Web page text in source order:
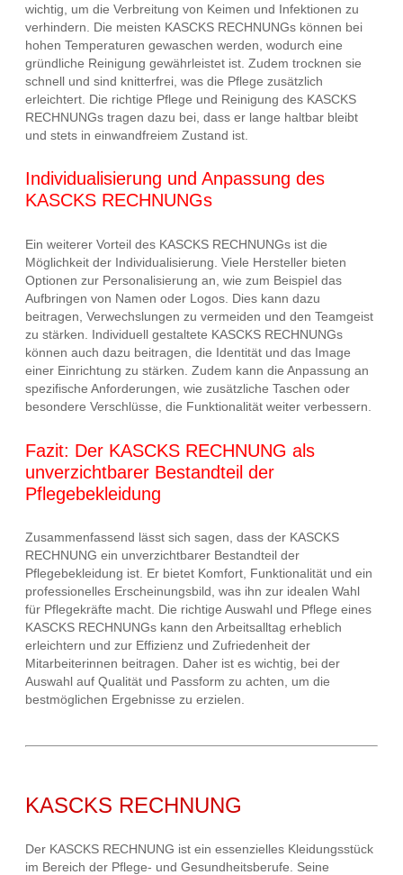
wichtig, um die Verbreitung von Keimen und Infektionen zu
verhindern. Die meisten KASCKS RECHNUNGs können bei
hohen Temperaturen gewaschen werden, wodurch eine
gründliche Reinigung gewährleistet ist. Zudem trocknen sie
schnell und sind knitterfrei, was die Pflege zusätzlich
erleichtert. Die richtige Pflege und Reinigung des KASCKS
RECHNUNGs tragen dazu bei, dass er lange haltbar bleibt
und stets in einwandfreiem Zustand ist.
Individualisierung und Anpassung des
KASCKS RECHNUNGs
Ein weiterer Vorteil des KASCKS RECHNUNGs ist die
Möglichkeit der Individualisierung. Viele Hersteller bieten
Optionen zur Personalisierung an, wie zum Beispiel das
Aufbringen von Namen oder Logos. Dies kann dazu
beitragen, Verwechslungen zu vermeiden und den Teamgeist
zu stärken. Individuell gestaltete KASCKS RECHNUNGs
können auch dazu beitragen, die Identität und das Image
einer Einrichtung zu stärken. Zudem kann die Anpassung an
spezifische Anforderungen, wie zusätzliche Taschen oder
besondere Verschlüsse, die Funktionalität weiter verbessern.
Fazit: Der KASCKS RECHNUNG als
unverzichtbarer Bestandteil der
Pflegebekleidung
Zusammenfassend lässt sich sagen, dass der KASCKS
RECHNUNG ein unverzichtbarer Bestandteil der
Pflegebekleidung ist. Er bietet Komfort, Funktionalität und ein
professionelles Erscheinungsbild, was ihn zur idealen Wahl
für Pflegekräfte macht. Die richtige Auswahl und Pflege eines
KASCKS RECHNUNGs kann den Arbeitsalltag erheblich
erleichtern und zur Effizienz und Zufriedenheit der
Mitarbeiterinnen beitragen. Daher ist es wichtig, bei der
Auswahl auf Qualität und Passform zu achten, um die
bestmöglichen Ergebnisse zu erzielen.
KASCKS RECHNUNG
Der KASCKS RECHNUNG ist ein essenzielles Kleidungsstück
im Bereich der Pflege- und Gesundheitsberufe. Seine